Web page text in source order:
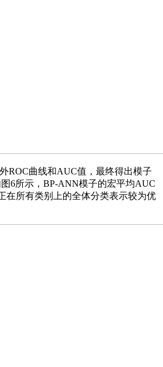
曲线和AUC值，最终得出模子
6所示，BP-ANN模子的宏平均AUC
在所有类别上的全体分类表示较为优